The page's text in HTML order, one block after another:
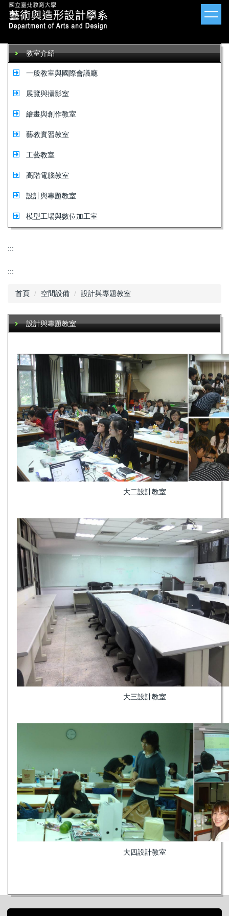
跳
到
主
容
教室介紹
一般教室與國際會議廳
展覽與攝影室
繪畫與創作教室
藝教實習教室
工藝教室
高階電腦教室
設計與專題教室
模型工場與數位加工室
:::
:::
首頁 空間設備 設計與專題教室
設計與專題教室
大二設計教室
大三設計教室
大四設計教室